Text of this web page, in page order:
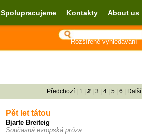
Spolupracujeme Kontakty About us
Rozšířené vyhledávání
Předchozí 1 2 3 4 5 6 Další
Pět let tátou
Bjarte Breiteig
Současná evropská próza